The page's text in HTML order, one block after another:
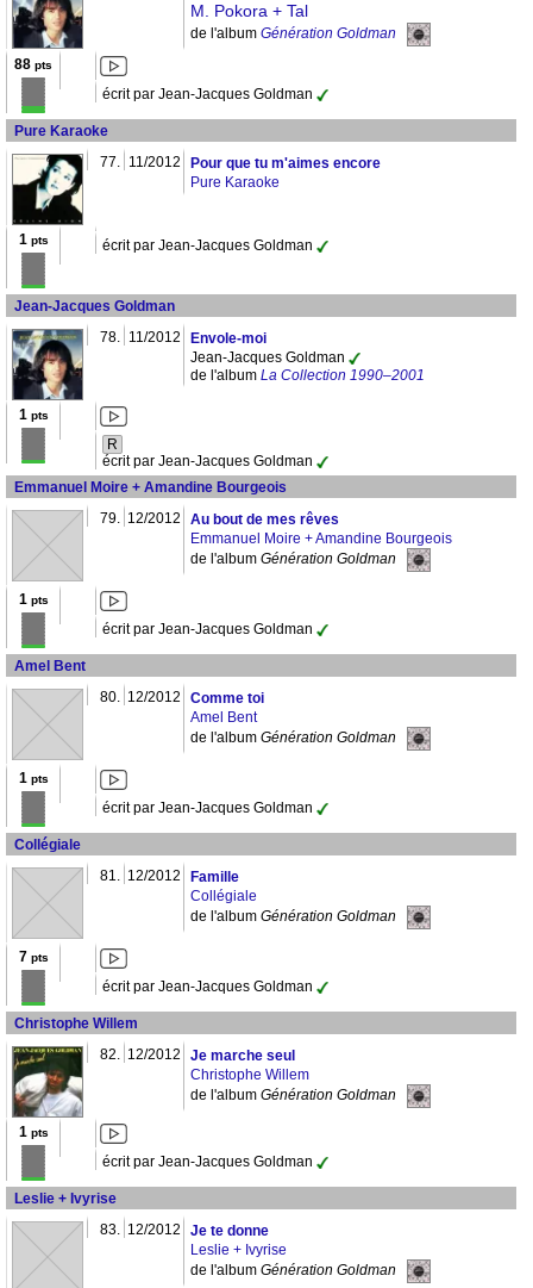
M. Pokora + Tal
de l'album Génération Goldman
88 pts
écrit par Jean-Jacques Goldman
Pure Karaoke
77. 11/2012
Pour que tu m'aimes encore
Pure Karaoke
1pts écrit par Jean-Jacques Goldman
Jean-Jacques Goldman
78. 11/2012
Envole-moi
Jean-Jacques Goldman
de l'album La Collection 1990–2001
1pts
R
écrit par Jean-Jacques Goldman
Emmanuel Moire + Amandine Bourgeois
79. 12/2012
Au bout de mes rêves
Emmanuel Moire + Amandine Bourgeois
de l'album Génération Goldman
1pts
écrit par Jean-Jacques Goldman
Amel Bent
80. 12/2012
Comme toi
Amel Bent
de l'album Génération Goldman
1pts
écrit par Jean-Jacques Goldman
Collégiale
81. 12/2012
Famille
Collégiale
de l'album Génération Goldman
7 pts
écrit par Jean-Jacques Goldman
Christophe Willem
82. 12/2012
Je marche seul
Christophe Willem
de l'album Génération Goldman
1pts
écrit par Jean-Jacques Goldman
Leslie + Ivyrise
83. 12/2012
Je te donne
Leslie + Ivyrise
de l'album Génération Goldman